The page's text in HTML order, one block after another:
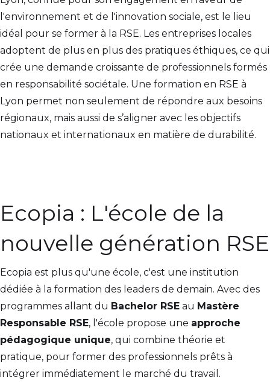
l'environnement et de l'innovation sociale, est le lieu
idéal pour se former à la RSE. Les entreprises locales
adoptent de plus en plus des pratiques éthiques, ce qui
crée une demande croissante de professionnels formés
en responsabilité sociétale. Une formation en RSE à
Lyon permet non seulement de répondre aux besoins
régionaux, mais aussi de s’aligner avec les objectifs
nationaux et internationaux en matière de durabilité.
Ecopia : L'école de la
nouvelle génération RSE
Ecopia est plus qu'une école, c'est une institution
dédiée à la formation des leaders de demain. Avec des
programmes allant du Bachelor RSE au Mastère
Responsable RSE, l'école propose une approche
pédagogique unique, qui combine théorie et
pratique, pour former des professionnels prêts à
intégrer immédiatement le marché du travail.